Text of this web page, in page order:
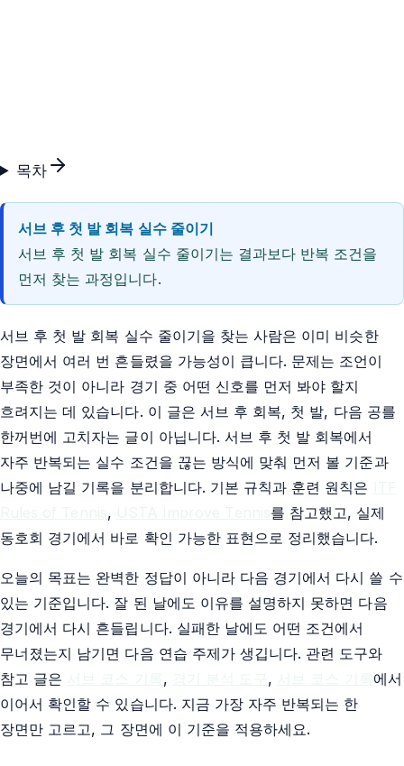
목차
서브 후 첫 발 회복 실수 줄이기
서브 후 첫 발 회복 실수 줄이기는 결과보다 반복 조건을
먼저 찾는 과정입니다.
서브 후 첫 발 회복 실수 줄이기을 찾는 사람은 이미 비슷한
장면에서 여러 번 흔들렸을 가능성이 큽니다. 문제는 조언이
부족한 것이 아니라 경기 중 어떤 신호를 먼저 봐야 할지
흐려지는 데 있습니다. 이 글은 서브 후 회복, 첫 발, 다음 공를
한꺼번에 고치자는 글이 아닙니다. 서브 후 첫 발 회복에서
자주 반복되는 실수 조건을 끊는 방식에 맞춰 먼저 볼 기준과
나중에 남길 기록을 분리합니다. 기본 규칙과 훈련 원칙은
,
를 참고했고, 실제
동호회 경기에서 바로 확인 가능한 표현으로 정리했습니다.
오늘의 목표는 완벽한 정답이 아니라 다음 경기에서 다시 쓸 수
있는 기준입니다. 잘 된 날에도 이유를 설명하지 못하면 다음
경기에서 다시 흔들립니다. 실패한 날에도 어떤 조건에서
무너졌는지 남기면 다음 연습 주제가 생깁니다. 관련 도구와
참고 글은
, ,
에서
이어서 확인할 수 있습니다. 지금 가장 자주 반복되는 한
장면만 고르고, 그 장면에 이 기준을 적용하세요.